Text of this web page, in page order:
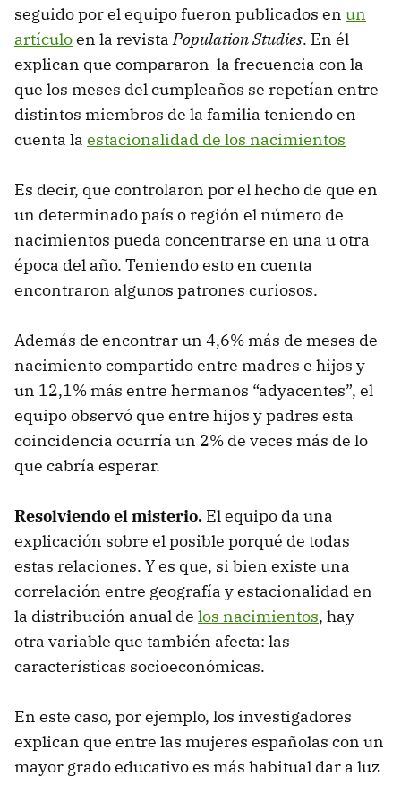
seguido por el equipo fueron publicados en un
artículoen la revistaPopulation Studies. En él
explican que compararon la frecuencia con la
que los meses del cumpleaños se repetían entre
distintos miembros de la familia teniendo en
cuenta la estacionalidad de los nacimientos
Es decir, que controlaron por el hecho de que en
un determinado país o región el número de
nacimientos pueda concentrarse en una u otra
época del año. Teniendo esto en cuenta
encontraron algunos patrones curiosos.
Además de encontrar un 4,6% más de meses de
nacimiento compartido entre madres e hijos y
un 12,1% más entre hermanos “adyacentes”, el
equipo observó que entre hijos y padres esta
coincidencia ocurría un 2% de veces más de lo
que cabría esperar.
Resolviendo el misterio. El equipo da una
explicación sobre el posible porqué de todas
estas relaciones. Y es que, si bien existe una
correlación entre geografía y estacionalidad en
la distribución anual de los nacimientos, hay
otra variable que también afecta: las
características socioeconómicas.
En este caso, por ejemplo, los investigadores
explican que entre las mujeres españolas con un
mayor grado educativo es más habitual dar a luz